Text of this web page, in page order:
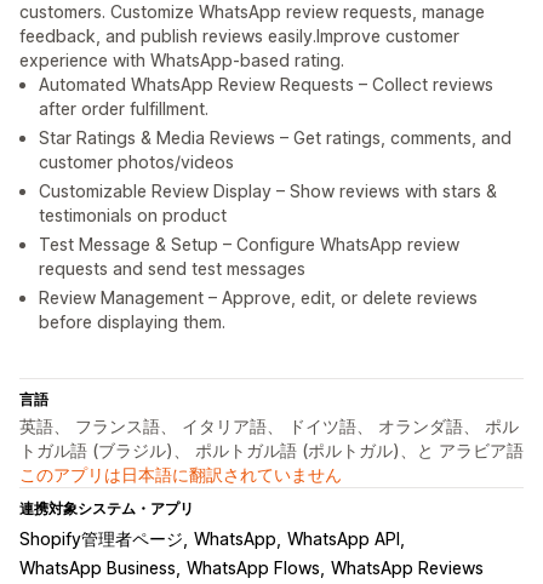
customers. Customize WhatsApp review requests, manage
feedback, and publish reviews easily.Improve customer
experience with WhatsApp-based rating.
Automated WhatsApp Review Requests – Collect reviews
after order fulfillment.
Star Ratings & Media Reviews – Get ratings, comments, and
customer photos/videos
Customizable Review Display – Show reviews with stars &
testimonials on product
Test Message & Setup – Configure WhatsApp review
requests and send test messages
Review Management – Approve, edit, or delete reviews
before displaying them.
言語
英語、 フランス語、 イタリア語、 ドイツ語、 オランダ語、 ポル
トガル語 (ブラジル)、 ポルトガル語 (ポルトガル)、と アラビア語
このアプリは日本語に翻訳されていません
連携対象システム・アプリ
Shopify管理者ページ WhatsApp WhatsApp API
WhatsApp Business WhatsApp Flows WhatsApp Reviews